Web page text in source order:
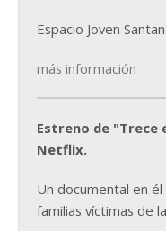
Espacio Joven
más información
Estreno de
Netflix.
Un documental en
familias víctimas de